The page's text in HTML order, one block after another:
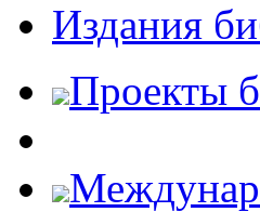
Издания
Проекты